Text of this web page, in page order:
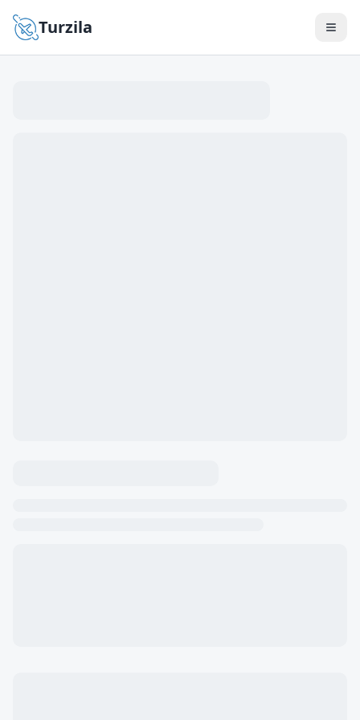
Turzila